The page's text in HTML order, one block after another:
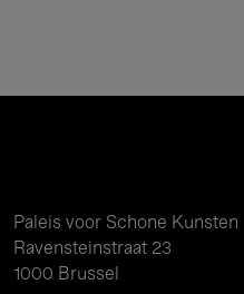
Paleis voor Schone Kunsten
Ravensteinstraat 23
1000 Brussel